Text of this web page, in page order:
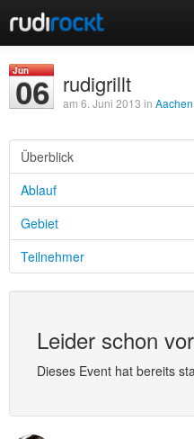
Events
Login
Registrieren
Jun
06 rudigrillt
am 6. Juni 2013 in Aachen
Überblick
Ablauf
Gebiet
Teilnehmer
Leider schon
Dieses Event hat bereits